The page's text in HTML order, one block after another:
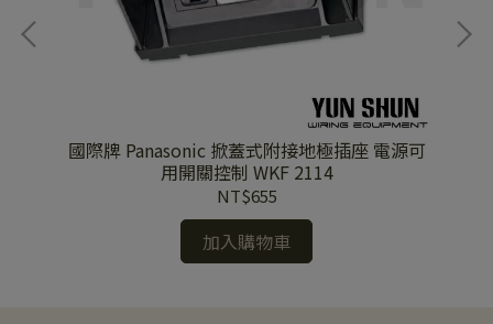
國際牌 Panasonic 掀蓋式附接地極插座 電源可
用開關控制 WKF 2114
NT$655
加入購物車